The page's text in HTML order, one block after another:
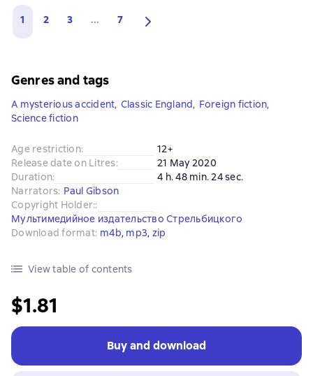
1 2 3 ... 7
Genres and tags
A mysterious accident, Classic England, Foreign fiction,
Science fiction
Age restriction:
12+
Release date on Litres:
21 May 2020
Duration:
4 h. 48 min. 24 sec.
Narrators: Paul Gibson
Copyright Holder::
Мультимедийное издательство Стрельбицкого
Download format: m4b, mp3, zip
View table of contents
$1.81
Buy and download